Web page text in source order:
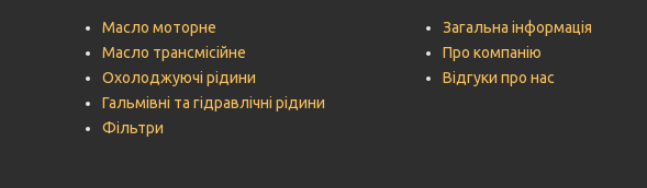
Масло моторне
Масло трансмісійне
Охолоджуючі рідини
Гальмівні та гідравлічні рідини
Фільтри
Загальна інформація
Про компанію
Відгуки про нас